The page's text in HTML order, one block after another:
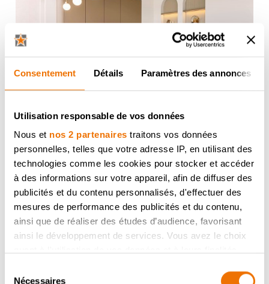
Consentement Détails Paramètres des annonces
Utilisation responsable de vos données
Nous et nos 2 partenaires traitons vos données
personnelles, telles que votre adresse IP, en utilisant des
technologies comme les cookies pour stocker et accéder
à des informations sur votre appareil, afin de diffuser des
publicités et du contenu personnalisés, d'effectuer des
mesures de performance des publicités et du contenu,
ainsi que de réaliser des études d’audience, favorisant
ainsi le développement de services. Vous avez le choix
tout moment en consultant la Déclaration relative aux
Nécessaires
Découvrez les tendances cuisine
2026
En savoir plus